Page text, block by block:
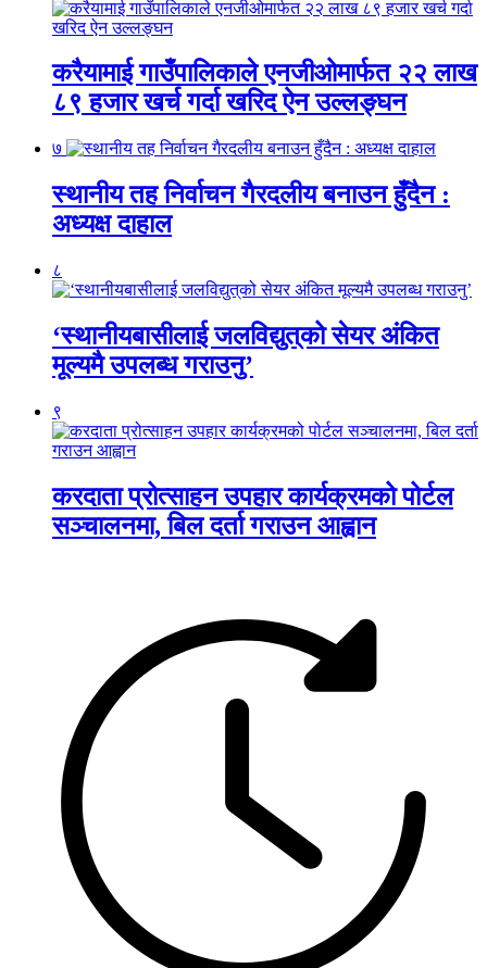
करैयामाई गाउँपालिकाले एनजीओमार्फत २२ लाख
८९ हजार खर्च गर्दा खरिद ऐन उल्लङ्घन
७
स्थानीय तह निर्वाचन गैरदलीय बनाउन हुँदैन :
अध्यक्ष दाहाल
८
‘स्थानीयबासीलाई जलविद्युत्‌को सेयर अंकित
मूल्यमै उपलब्ध गराउनु’
९
करदाता प्रोत्साहन उपहार कार्यक्रमको पोर्टल
सञ्चालनमा, बिल दर्ता गराउन आह्वान